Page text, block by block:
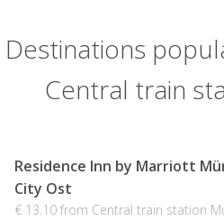
Destinations
Central train
Residence Inn by Marriott
City Ost
€ 13.10 from Central train station